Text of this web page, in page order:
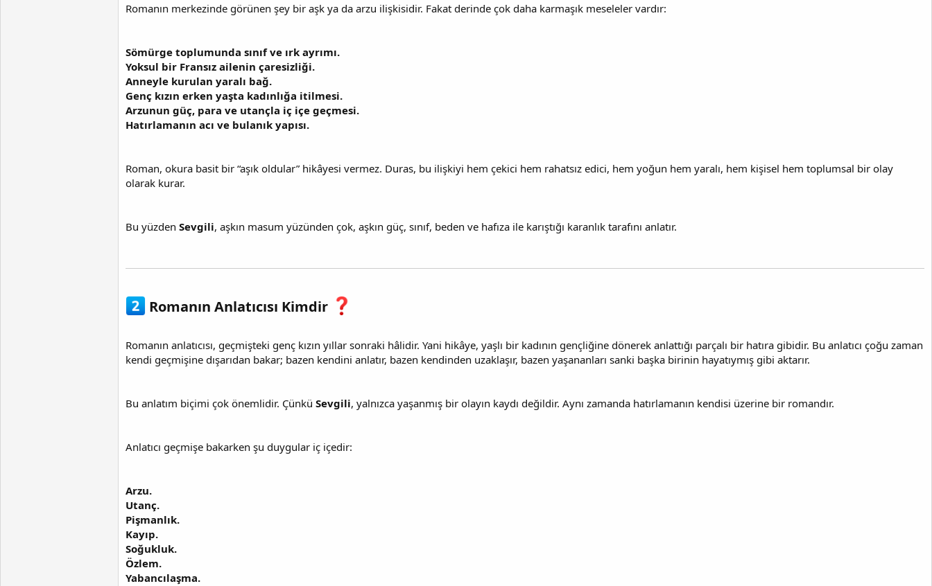
Romanın merkezinde görünen şey bir aşk ya da arzu ilişkisidir. Fakat derinde çok daha karmaşık meseleler vardır:
Sömürge toplumunda sınıf ve ırk ayrımı.
Yoksul bir Fransız ailenin çaresizliği.
Anneyle kurulan yaralı bağ.
Genç kızın erken yaşta kadınlığa itilmesi.
Arzunun güç, para ve utançla iç içe geçmesi.
Hatırlamanın acı ve bulanık yapısı.
Roman, okura basit bir “aşık oldular” hikâyesi vermez. Duras, bu ilişkiyi hem çekici hem rahatsız edici, hem yoğun hem yaralı, hem kişisel hem toplumsal bir olay
olarak kurar.
Bu yüzden Sevgili, aşkın masum yüzünden çok, aşkın güç, sınıf, beden ve hafıza ile karıştığı karanlık tarafını anlatır.
Romanın Anlatıcısı Kimdir
Romanın anlatıcısı, geçmişteki genç kızın yıllar sonraki hâlidir. Yani hikâye, yaşlı bir kadının gençliğine dönerek anlattığı parçalı bir hatıra gibidir. Bu anlatıcı çoğu zaman
kendi geçmişine dışarıdan bakar; bazen kendini anlatır, bazen kendinden uzaklaşır, bazen yaşananları sanki başka birinin hayatıymış gibi aktarır.
Bu anlatım biçimi çok önemlidir. Çünkü Sevgili, yalnızca yaşanmış bir olayın kaydı değildir. Aynı zamanda hatırlamanın kendisi üzerine bir romandır.
Anlatıcı geçmişe bakarken şu duygular iç içedir:
Arzu.
Utanç.
Pişmanlık.
Kayıp.
Soğukluk.
Özlem.
Yabancılaşma.